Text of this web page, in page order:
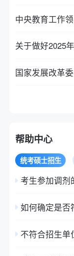
帮助中心
统考硕士招生
考生参加调剂
如何确定是否